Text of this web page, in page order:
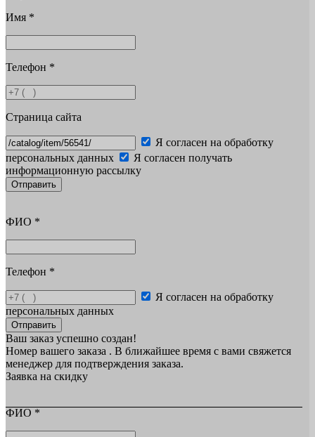
Имя *
Телефон *
Страница сайта
Я согласен на обработку
персональных данных
Я согласен получать
информационную рассылку
Отправить
ФИО *
Телефон *
Я согласен на обработку
персональных данных
Отправить
Ваш заказ успешно создан!
Номер вашего заказа . В ближайшее время с вами свяжется
менеджер для подтверждения заказа.
Заявка на скидку
ФИО *